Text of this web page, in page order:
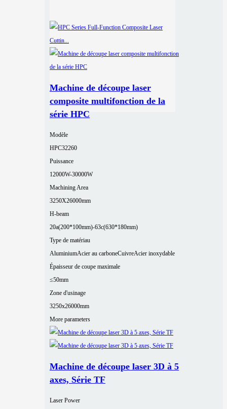
Machine de découpe laser
composite multifonction de la
série HPC
Modèle
HPC32260
Puissance
12000W-30000W
Machining Area
3250X26000mm
H-beam
20a(200*100mm)-63c(630*180mm)
Type de matériau
AluminiumAcier au carboneCuivreAcier inoxydable
Épaisseur de coupe maximale
≤50mm
Zone d'usinage
3250x26000mm
More parameters
Machine de découpe laser 3D à 5
axes, Série TF
Laser Power